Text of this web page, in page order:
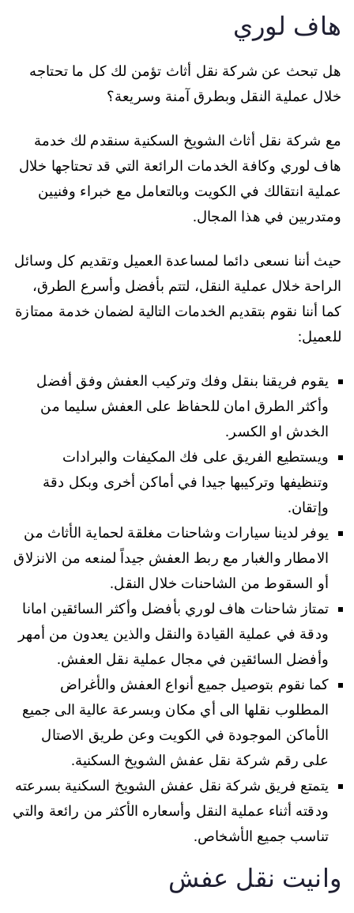
هاف لوري
هل تبحث عن شركة نقل أثاث تؤمن لك كل ما تحتاجه
خلال عملية النقل وبطرق آمنة وسريعة؟
مع شركة نقل أثاث الشويخ السكنية سنقدم لك خدمة
هاف لوري وكافة الخدمات الرائعة التي قد تحتاجها خلال
عملية انتقالك في الكويت وبالتعامل مع خبراء وفنيين
ومتدربين في هذا المجال.
حيث أننا نسعى دائما لمساعدة العميل وتقديم كل وسائل
الراحة خلال عملية النقل، لتتم بأفضل وأسرع الطرق،
كما أننا نقوم بتقديم الخدمات التالية لضمان خدمة ممتازة
للعميل:
يقوم فريقنا بنقل وفك وتركيب العفش وفق أفضل
وأكثر الطرق امان للحفاظ على العفش سليما من
الخدش او الكسر.
ويستطيع الفريق على فك المكيفات والبرادات
وتنظيفها وتركيبها جيدا في أماكن أخرى وبكل دقة
وإتقان.
يوفر لدينا سيارات وشاحنات مغلقة لحماية الأثاث من
الامطار والغبار مع ربط العفش جيداً لمنعه من الانزلاق
أو السقوط من الشاحنات خلال النقل.
تمتاز شاحنات هاف لوري بأفضل وأكثر السائقين امانا
ودقة في عملية القيادة والنقل والذين يعدون من أمهر
وأفضل السائقين في مجال عملية نقل العفش.
كما نقوم بتوصيل جميع أنواع العفش والأغراض
المطلوب نقلها الى أي مكان وبسرعة عالية الى جميع
الأماكن الموجودة في الكويت وعن طريق الاصتال
على رقم شركة نقل عفش الشويخ السكنية.
يتمتع فريق شركة نقل عفش الشويخ السكنية بسرعته
ودقته أثناء عملية النقل وأسعاره الأكثر من رائعة والتي
تناسب جميع الأشخاص.
وانيت نقل عفش